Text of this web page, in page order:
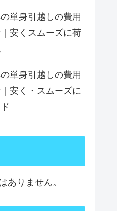
単身引越しの費用
安くスムーズに荷
単身引越しの費用
安く・スムーズに
ありません。